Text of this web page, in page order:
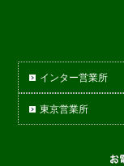
インター営業所
東京営業所